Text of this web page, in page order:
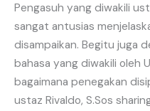
Pengasuh yang diwakili
sangat antusias
disampaikan. Begitu juga
bahasa yang diwakili oleh
bagaimana penegakan
ustaz Rivaldo, S.Sos